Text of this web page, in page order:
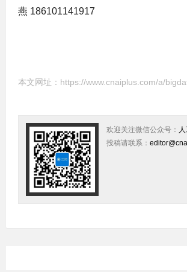
燕 186101141917
本文网址： https://www.cnaiplus.com/a/
欢迎关注微信公众号：
投稿请联系：